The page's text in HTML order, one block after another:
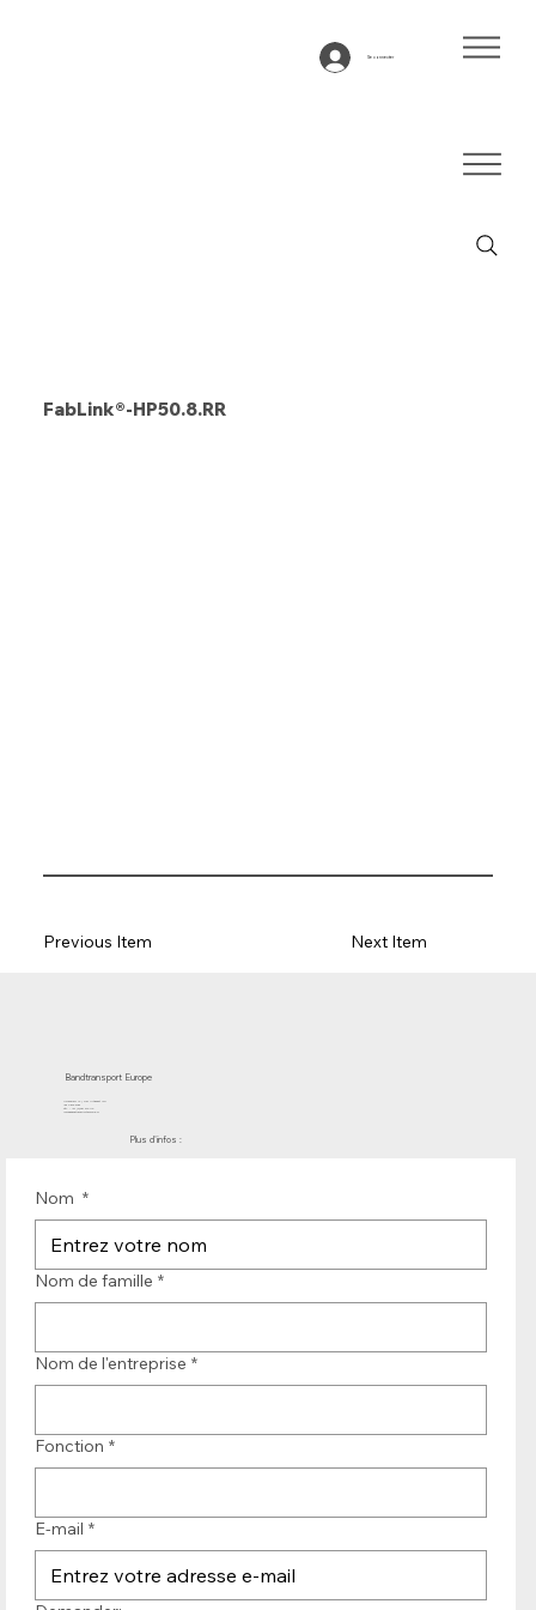
Se connecter
FabLink®-HP50.8.RR
Next Item
Previous Item
Bandtransport Europe
Plus d'infos :
Nom *
Nom de famille *
Nom de l'entreprise *
Fonction *
E-mail *